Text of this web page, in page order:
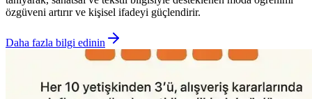
özgüveni artırır ve kişisel ifadeyi güçlendirir.
Daha fazla bilgi edinin